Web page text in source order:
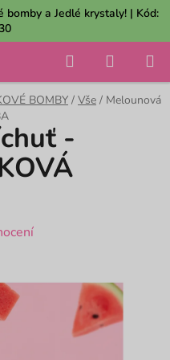
bomby a Jedlé krystaly! | Kód:
Hledat
KOŠÍK
BOMBY / Vše / Melounová
-